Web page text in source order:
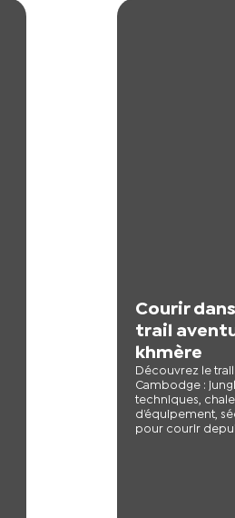
Courir
trail
khmère
Découvrez le
Cambodge :
techniques,
d’équipement,
pour courir